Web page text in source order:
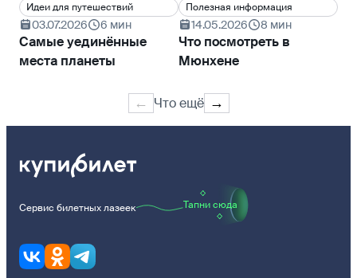
Идеи для путешествий
03.07.2026 6 мин
Самые уединённые
места планеты
Полезная информация
14.05.2026 8 мин
Что посмотреть в
Мюнхене
← Что ещё →
Сервис билетных лазеек Тапни сюда